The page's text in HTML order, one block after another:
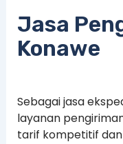
Jasa
Konawe
Sebagai jasa
layanan
tarif kompetitif